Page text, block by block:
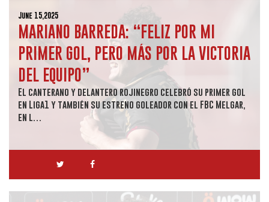
June 15,2025
MARIANO BARREDA: “FELIZ POR MI
PRIMER GOL, PERO MÁS POR LA VICTORIA
DEL EQUIPO”
El canterano y delantero rojinegro celebró su primer gol
en Liga1 y también su estreno goleador con el FBC Melgar,
en l…